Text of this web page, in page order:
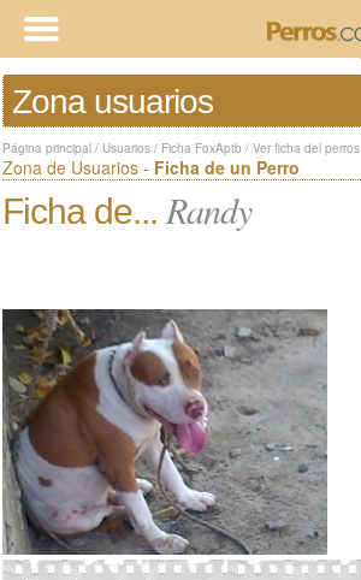
Zona usuarios
Página principal / Usuarios / Ficha FoxAptb / Ver ficha del perros
Zona de Usuarios - Ficha de un Perro
Ficha de... Randy